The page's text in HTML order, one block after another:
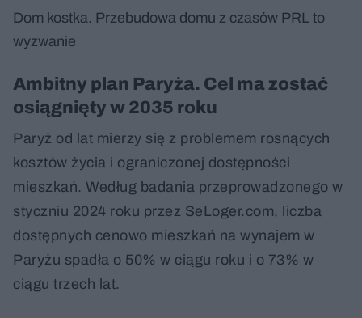
Dom kostka. Przebudowa domu z czasów PRL to
wyzwanie
Ambitny plan Paryża. Cel ma zostać
osiągnięty w 2035 roku
Paryż od lat mierzy się z problemem rosnących
kosztów życia i ograniczonej dostępności
mieszkań. Według badania przeprowadzonego w
styczniu 2024 roku przez SeLoger.com, liczba
dostępnych cenowo mieszkań na wynajem w
Paryżu spadła o 50% w ciągu roku i o 73% w
ciągu trzech lat.